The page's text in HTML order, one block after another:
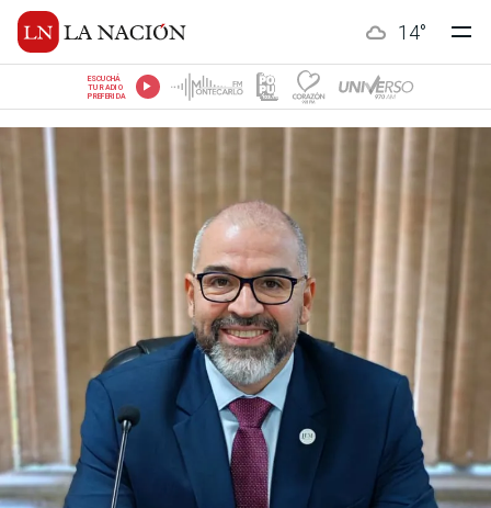
14°
ESCUCHÁ
TU RADIO
PREFERIDA